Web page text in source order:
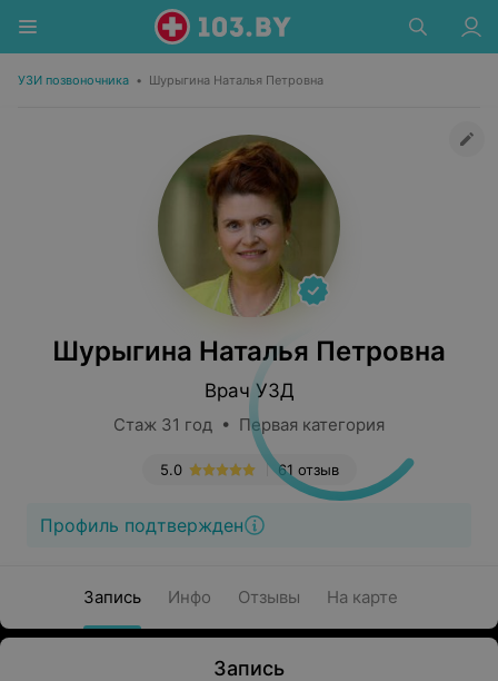
УЗИ позвоночника • Шурыгина Наталья Петровна
Шурыгина Наталья Петровна
Врач УЗД
Стаж 31 год • Первая категория
61 отзыв
5.0
Профиль подтвержден
Запись Инфо Отзывы На карте
Запись